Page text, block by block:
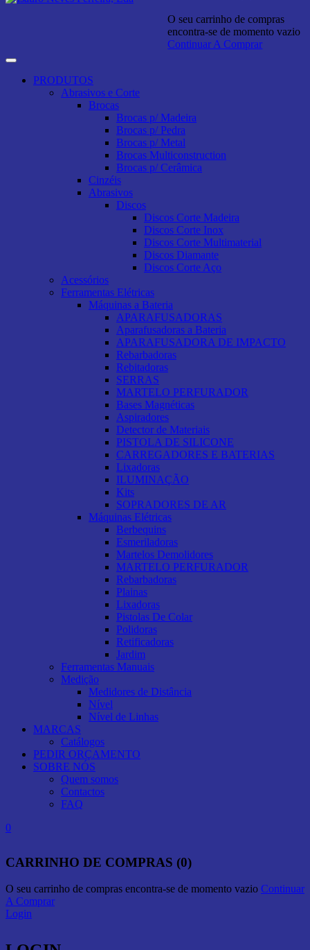
O seu carrinho de compras
encontra-se de momento vazio
Continuar A Comprar
PRODUTOS
Abrasivos e Corte
Brocas
Brocas p/ Madeira
Brocas p/ Pedra
Brocas p/ Metal
Brocas Multiconstruction
Brocas p/ Cerâmica
Cinzéis
Abrasivos
Discos
Discos Corte Madeira
Discos Corte Inox
Discos Corte Multimaterial
Discos Diamante
Discos Corte Aço
Acessórios
Ferramentas Elétricas
Máquinas a Bateria
APARAFUSADORAS
Aparafusadoras a Bateria
APARAFUSADORA DE IMPACTO
Rebarbadoras
Rebitadoras
SERRAS
MARTELO PERFURADOR
Bases Magnéticas
Aspiradores
Detector de Materiais
PISTOLA DE SILICONE
CARREGADORES E BATERIAS
Lixadoras
ILUMINAÇÃO
Kits
SOPRADORES DE AR
Máquinas Elétricas
Berbequins
Esmeriladoras
Martelos Demolidores
MARTELO PERFURADOR
Rebarbadoras
Plainas
Lixadoras
Pistolas De Colar
Polidoras
Retificadoras
Jardim
Ferramentas Manuais
Medição
Medidores de Distância
Nível
Nível de Linhas
MARCAS
Catálogos
PEDIR ORÇAMENTO
SOBRE NÓS
Quem somos
Contactos
FAQ
0
CARRINHO DE COMPRAS (0)
O seu carrinho de compras encontra-se de momento vazio Continuar
A Comprar
Login